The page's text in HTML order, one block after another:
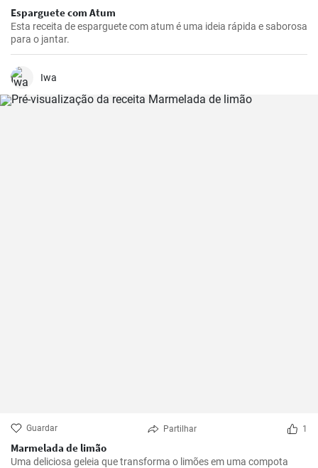
Esparguete com Atum
Esta receita de esparguete com atum é uma ideia rápida e saborosa
para o jantar.
Iwa
Guardar Partilhar 1
Marmelada de limão
Uma deliciosa geleia que transforma o limões em uma compota